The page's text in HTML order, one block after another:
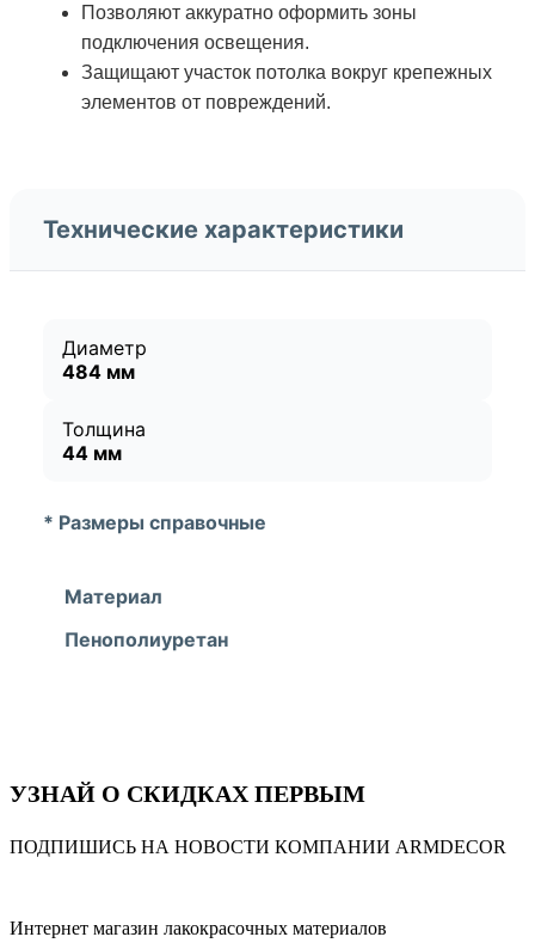
Позволяют аккуратно оформить зоны
подключения освещения.
Защищают участок потолка вокруг крепежных
элементов от повреждений.
Технические характеристики
Диаметр
484 мм
Толщина
44 мм
* Размеры справочные
Материал
Пенополиуретан
УЗНАЙ О СКИДКАХ ПЕРВЫМ
ПОДПИШИСЬ НА НОВОСТИ КОМПАНИИ ARMDECOR
Интернет магазин лакокрасочных материалов